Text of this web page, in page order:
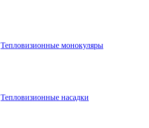
Тепловизионные монокуляры
Тепловизионные насадки